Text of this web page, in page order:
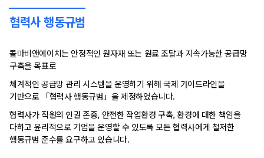
협력사 행동규범
콜마비앤에이치는 안정적인 원자재 또는 원료 조달과 지속가능한 공급망
구축을 목표로
체계적인 공급망 관리 시스템을 운영하기 위해 국제 가이드라인을
기반으로 「협력사 행동규범」을 제정하였습니다.
협력사가 직원의 인권 존중, 안전한 작업환경 구축, 환경에 대한 책임을
다하고 윤리적으로 기업을 운영할 수 있도록 모든 협력사에게 철저한
행동규범 준수를 요구하고 있습니다.